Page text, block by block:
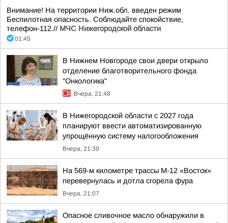
Внимание! На территории Ниж.обл. введен режим
Беспилотная опасность. Соблюдайте спокойствие,
телефон-112.// МЧС Нижегородской области
01:45
В Нижнем Новгороде свои двери открыло
отделение благотворительного фонда
"Онкологика"
Вчера, 21:48
В Нижегородской области с 2027 года
планируют ввести автоматизированную
упрощённую систему налогообложения
Вчера, 21:39
На 569-м километре трассы М-12 «Восток»
перевернулась и дотла сгорела фура
Вчера, 21:07
Опасное сливочное масло обнаружили в